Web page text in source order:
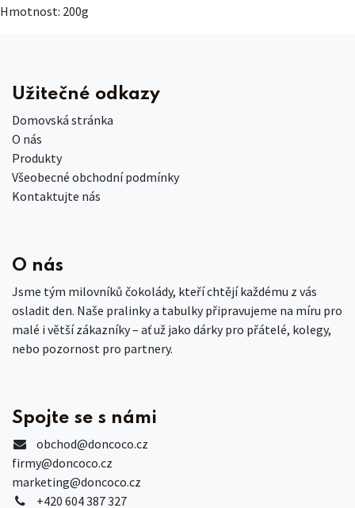
Hmotnost: 200g
Užitečné odkazy
Domovská stránka
O nás
Produkty
Všeobecné obchodní podmínky
Kontaktujte nás
O nás
Jsme tým milovníků čokolády, kteří chtějí každému z vás
osladit den. Naše pralinky a tabulky připravujeme na míru pro
malé i větší zákazníky – ať už jako dárky pro přátelé, kolegy,
nebo pozornost pro partnery.
Spojte se s námi
obchod@doncoco.cz
firmy@doncoco.cz
marketing@doncoco.cz
+420 604 387 327